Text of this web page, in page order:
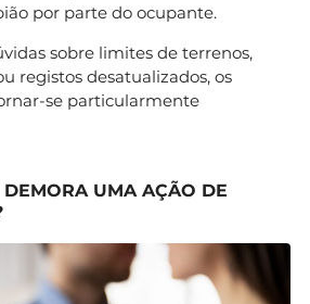
por parte do ocupante.
sobre limites de terrenos,
registos desatualizados, os
se particularmente
UMA AÇÃO DE